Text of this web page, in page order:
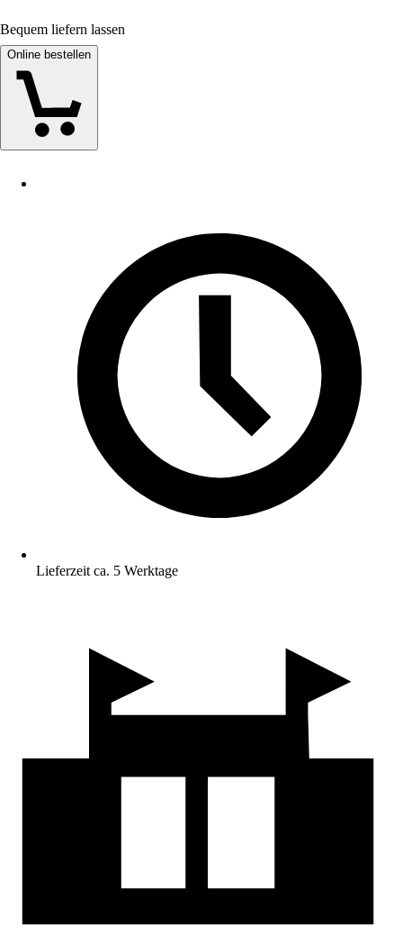
Bequem liefern lassen
Online bestellen
Lieferzeit ca. 5 Werktage